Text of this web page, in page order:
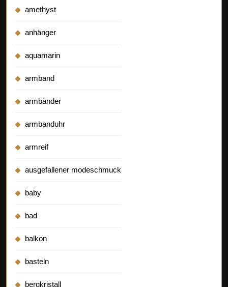
amethyst
anhänger
aquamarin
armband
armbänder
armbanduhr
armreif
ausgefallener modeschmuck
baby
bad
balkon
basteln
bergkristall